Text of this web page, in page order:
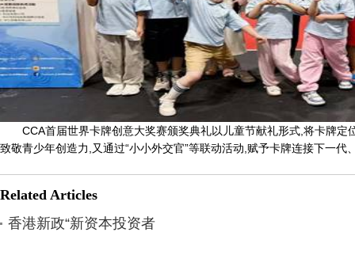
CCA首届世界卡牌创意大奖赛颁奖典礼以儿童节献礼形式,将卡牌定
致敬青少年创造力,又通过“小小外交官”等联动活动,赋予卡牌连接下一
Related Articles
香港新政“新资本投资者